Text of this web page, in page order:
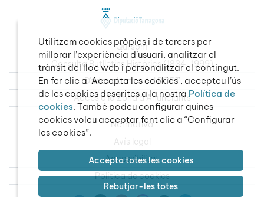
Qui som
Consulta Butlletins Històrics (1834-1999)
Dades obertes del BOPT
Accés a la Zona d’Anunciants
Normativa
Avís legal
Accessibilitat
Política de cookies
Utilitzem cookies pròpies i de tercers per
millorar l’experiència d’usuari, analitzar el
trànsit del lloc web i personalitzar el contingut.
En fer clic a "Accepta les cookies", accepteu l’ús
de les cookies descrites a la nostra Política de
cookies. També podeu configurar quines
cookies voleu acceptar fent clic a “Configurar
les cookies”.
Accepta totes les cookies
Rebutjar-les totes